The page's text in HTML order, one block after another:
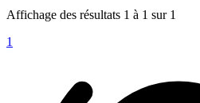
Affichage des résultats 1 à 1 sur 1
1